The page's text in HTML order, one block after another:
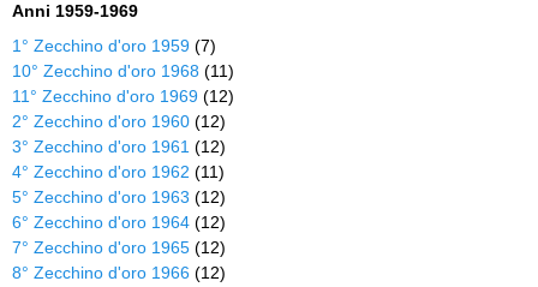
Anni 1959-1969
1° Zecchino d'oro 1959 (7)
10° Zecchino d'oro 1968 (11)
11° Zecchino d'oro 1969 (12)
2° Zecchino d'oro 1960 (12)
3° Zecchino d'oro 1961 (12)
4° Zecchino d'oro 1962 (11)
5° Zecchino d'oro 1963 (12)
6° Zecchino d'oro 1964 (12)
7° Zecchino d'oro 1965 (12)
8° Zecchino d'oro 1966 (12)